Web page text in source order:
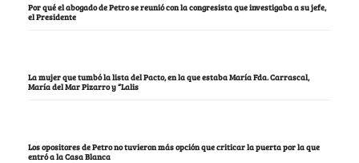
Por qué el abogado de Petro se reunió con la congresista que investigaba a su jefe,
el Presidente
La mujer que tumbó la lista del Pacto, en la que estaba María Fda. Carrascal,
María del Mar Pizarro y “Lalis
Los opositores de Petro no tuvieron más opción que criticar la puerta por la que
entró a la Casa Blanca